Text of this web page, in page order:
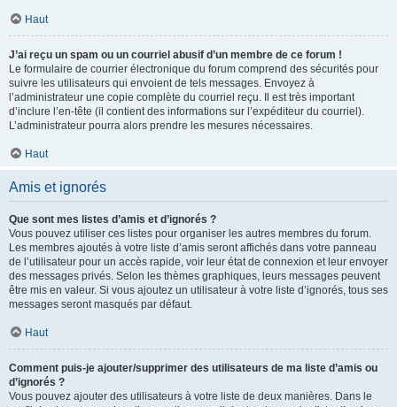
Haut
J’ai reçu un spam ou un courriel abusif d’un membre de ce forum !
Le formulaire de courrier électronique du forum comprend des sécurités pour
suivre les utilisateurs qui envoient de tels messages. Envoyez à
l’administrateur une copie complète du courriel reçu. Il est très important
d’inclure l’en-tête (il contient des informations sur l’expéditeur du courriel).
L’administrateur pourra alors prendre les mesures nécessaires.
Haut
Amis et ignorés
Que sont mes listes d’amis et d’ignorés ?
Vous pouvez utiliser ces listes pour organiser les autres membres du forum.
Les membres ajoutés à votre liste d’amis seront affichés dans votre panneau
de l’utilisateur pour un accès rapide, voir leur état de connexion et leur envoyer
des messages privés. Selon les thèmes graphiques, leurs messages peuvent
être mis en valeur. Si vous ajoutez un utilisateur à votre liste d’ignorés, tous ses
messages seront masqués par défaut.
Haut
Comment puis-je ajouter/supprimer des utilisateurs de ma liste d’amis ou
d’ignorés ?
Vous pouvez ajouter des utilisateurs à votre liste de deux manières. Dans le